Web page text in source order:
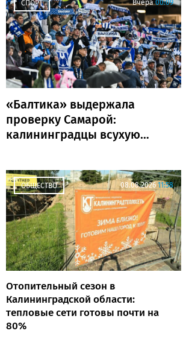
СПОРТ Вчера 00:09
«Балтика» выдержала
проверку Самарой:
калининградцы всухую
ОБЩЕСТВО 08.08.2026 11:58
Отопительный сезон в
Калининградской области:
тепловые сети готовы почти на
80%